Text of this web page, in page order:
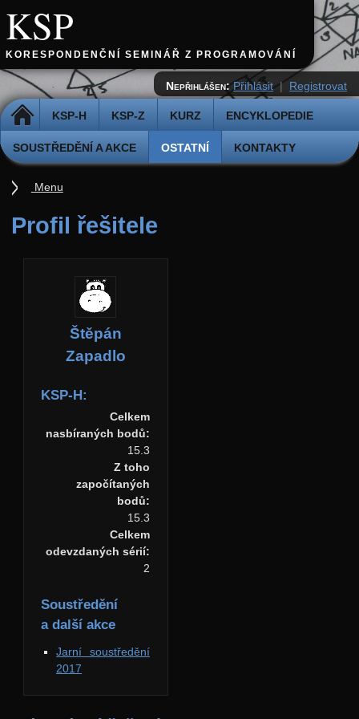
KSP
KORESPONDENČNÍ SEMINÁŘ Z PROGRAMOVÁNÍ
DOMŮ KSP-H KSP-Z KURZ ENCYKLOPEDIE
SOUSTŘEDĚNÍ A AKCE OSTATNÍ KONTAKTY
Nepřihlášen: Přihlásit | Registrovat
Profil řešitele
Štěpán
Zapadlo
KSP-H:
Celkem
nasbíraných bodů:
15.3
Z toho
započítaných
bodů:
15.3
Celkem
odevzdaných sérií:
2
Soustředění
a další akce
Jarní soustředění
2017
Menu